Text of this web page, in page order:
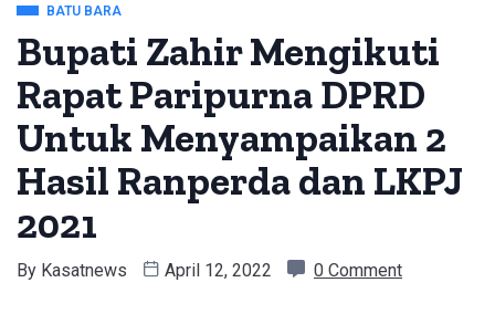
BATU BARA
Bupati Zahir Mengikuti
Rapat Paripurna DPRD
Untuk Menyampaikan 2
Hasil Ranperda dan LKPJ
2021
By Kasatnews April 12, 2022 0 Comment